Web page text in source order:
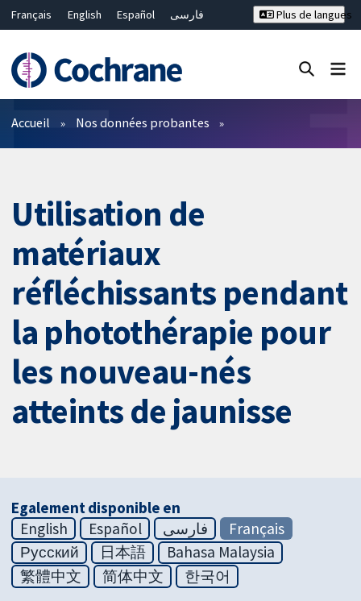
Français English Español
فارسی
Bahasa Malaysia
ไทย
繁體中文
简体中文
Plus de langues
Filtres
Accueil Nos données probantes
Utilisation de
matériaux
réfléchissants pendant
la photothérapie pour
les nouveau-nés
atteints de jaunisse
Egalement disponible en
English
Español فارسی
Français
Русский
日本語
Bahasa Malaysia
繁體中文
简体中文 한국어